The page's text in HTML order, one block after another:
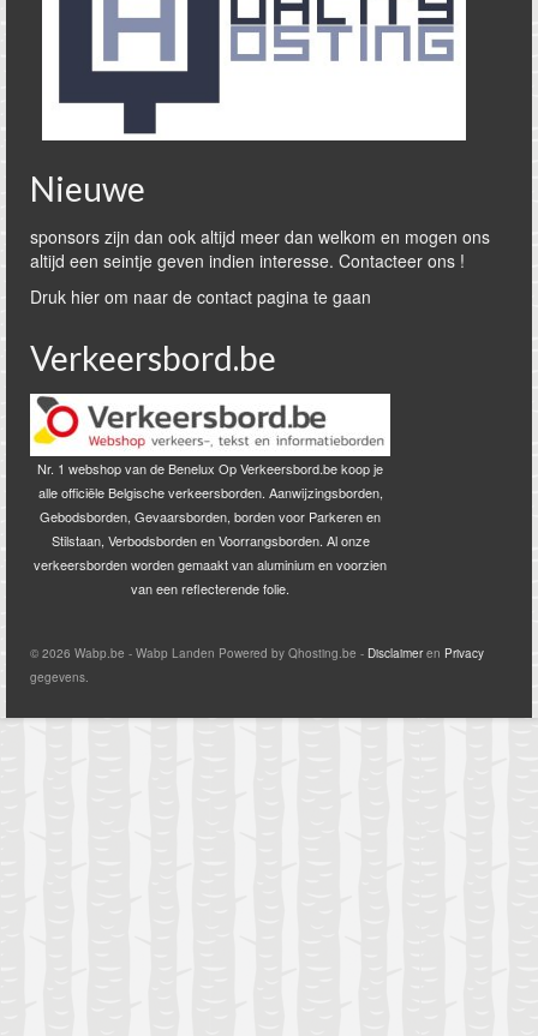
Nieuwe
sponsors zijn dan ook altijd meer dan welkom en mogen ons
altijd een seintje geven indien interesse. Contacteer ons !
Druk hier om naar de contact pagina te gaan
Verkeersbord.be
Nr. 1 webshop van de Benelux Op Verkeersbord.be koop je
alle officiële Belgische verkeersborden. Aanwijzingsborden,
Gebodsborden, Gevaarsborden, borden voor Parkeren en
Stilstaan, Verbodsborden en Voorrangsborden. Al onze
verkeersborden worden gemaakt van aluminium en voorzien
van een reflecterende folie.
© 2026 Wabp.be - Wabp Landen Powered by Qhosting.be - Disclaimeren Privacy
gegevens.